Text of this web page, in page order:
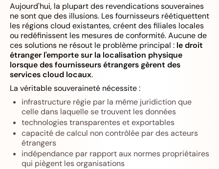
Aujourd'hui, la plupart des revendications souveraines
ne sont que des illusions. Les fournisseurs réétiquettent
les régions cloud existantes, créent des filiales locales
ou redéfinissent les mesures de conformité. Aucune de
ces solutions ne résout le problème principal : le droit
étranger l'emporte sur la localisation physique
lorsque des fournisseurs étrangers gèrent des
services cloud locaux.
La véritable souveraineté nécessite :
infrastructure régie par la même juridiction que
celle dans laquelle se trouvent les données
technologies transparentes et exportables
capacité de calcul non contrôlée par des acteurs
étrangers
indépendance par rapport aux normes propriétaires
qui piègent les organisations